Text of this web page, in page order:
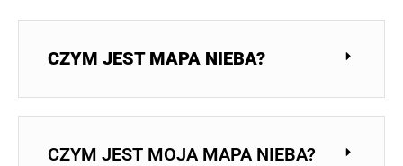
CZYM JEST MAPA NIEBA?
CZYM JEST MOJA MAPA NIEBA?